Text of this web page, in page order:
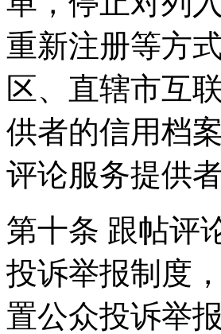
重新注册等方
区、直辖市互
供者的信用档
评论服务提供
第十条 跟帖评
投诉举报制度
置公众投诉举